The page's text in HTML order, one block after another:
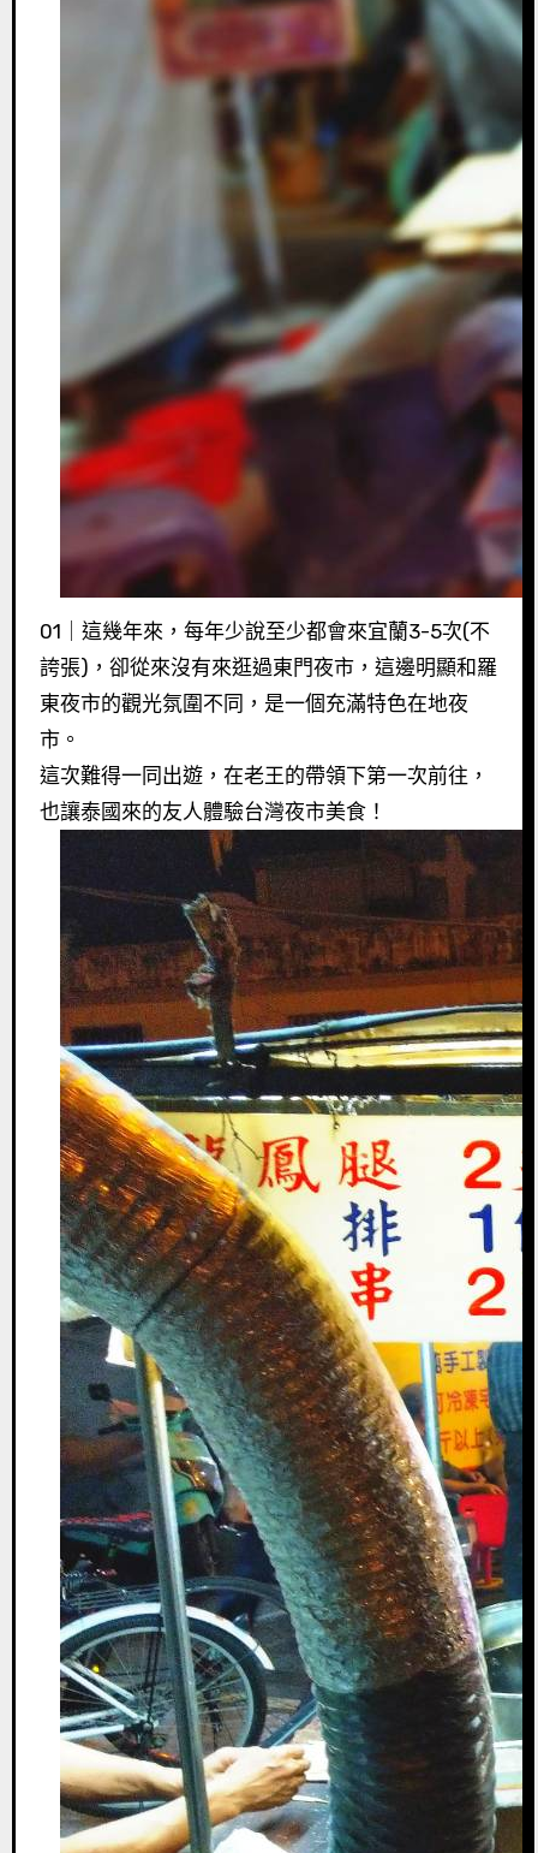
01｜這幾年來，每年少說至少都會來宜蘭3-5次(不
誇張)，卻從來沒有來逛過東門夜市，這邊明顯和羅
東夜市的觀光氛圍不同，是一個充滿特色在地夜
市。
這次難得一同出遊，在老王的帶領下第一次前往，
也讓泰國來的友人體驗台灣夜市美食！